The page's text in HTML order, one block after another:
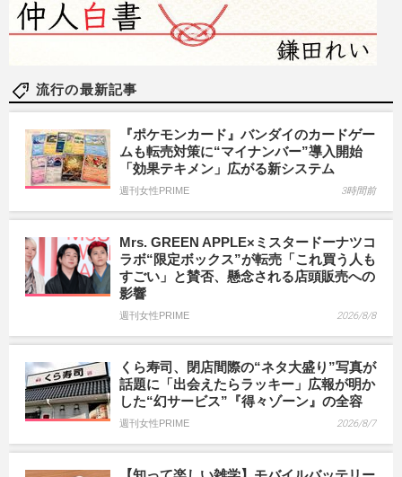
流行の最新記事
『ポケモンカード』バンダイのカードゲー
ムも転売対策に“マイナンバー”導入開始
「効果テキメン」広がる新システム
週刊女性PRIME 3時間前
Mrs. GREEN APPLE×ミスタードーナツコ
ラボ“限定ボックス”が転売「これ買う人も
すごい」と賛否、懸念される店頭販売への
影響
週刊女性PRIME 2026/8/8
くら寿司、閉店間際の“ネタ大盛り”写真が
話題に「出会えたらラッキー」広報が明か
した“幻サービス”『得々ゾーン』の全容
週刊女性PRIME 2026/8/7